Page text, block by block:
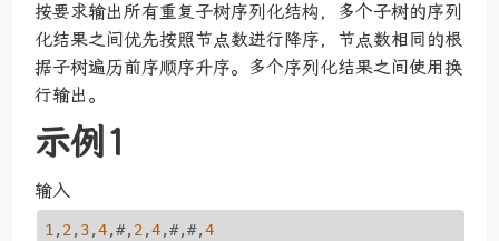
按要求输出所有重复子树序列化结构，多个子树的序列
化结果之间优先按照节点数进行降序，节点数相同的根
据子树遍历前序顺序升序。多个序列化结果之间使用换
行输出。
示例1
输入
1 , 2 , 3,4,#, 2 ,4,#,#,4